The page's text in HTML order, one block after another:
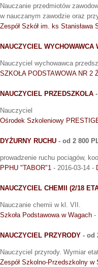
Nauczanie przedmiotów
w nauczanym zawodzie oraz
Zespół Szkół im. ks Stanisława
NAUCZYCIEL
Nauczyciel wychowawca
SZKOŁA PODSTAWOWA NR 2
NAUCZYCIEL PRZEDSZKOLA
Nauczyciel
Ośrodek Szkoleniowy
DYŻURNY RUCHU - od 2 800
prowadzenie ruchu pociągów,
PPHU "TABOR"1 - 2016-03-14 -
NAUCZYCIEL CHEMII (2/18
Nauczanie chemii w kl. VII.
Szkoła Podstawowa w Wagach -
NAUCZYCIEL PRZYRODY - od
Nauczyciel przyrody. Wymiar
Zespół Szkolno-Przedszkolny w